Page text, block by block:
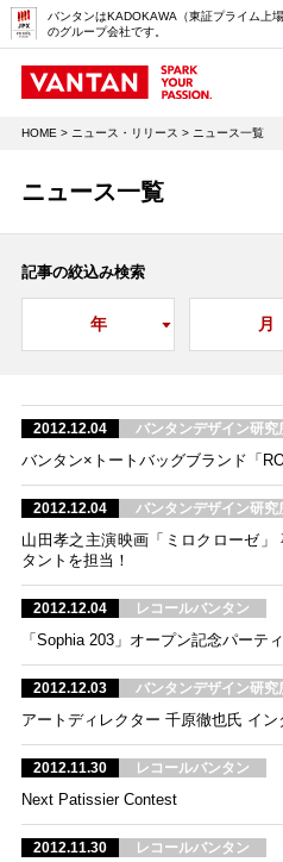
バンタンはKADOKAWA（東証プライム上場
のグループ会社です。
HOME > ニュース・リリース > ニュース一覧
ニュース一覧
記事の絞込み検索
2012.12.04 バンタンデザイン研究
バンタン×トートバッグブランド「
2012.12.04 バンタンデザイン研究
山田孝之主演映画「ミロクローゼ」
タントを担当！
2012.12.04 レコールバンタン
「Sophia 203」オープン記念パーテ
2012.12.03 バンタンデザイン研究
アートディレクター 千原徹也氏 イ
2012.11.30 レコールバンタン
Next Patissier Contest
2012.11.30 レコールバンタン